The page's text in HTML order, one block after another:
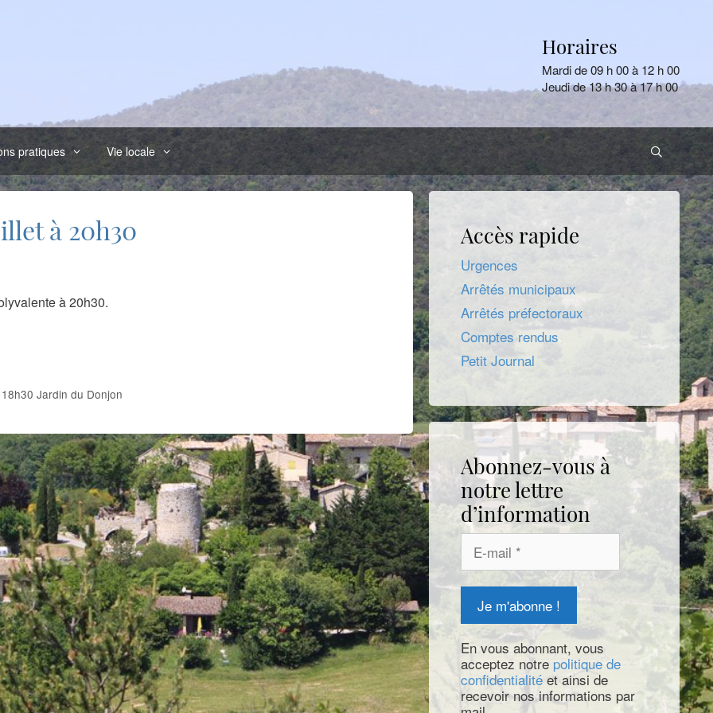
Horaires
Mardi de 09 h 00 à 12 h 00
Jeudi de 13 h 30 à 17 h 00
pratiques Vie locale
à 20h30
à 20h30.
Jardin du Donjon
Accès rapide
Urgences
Arrêtés municipaux
Arrêtés préfectoraux
Comptes rendus
Petit Journal
Abonnez-vous à
notre lettre
d’information
En vous abonnant, vous
acceptez notre politique de
confidentialité et ainsi de
recevoir nos informations par